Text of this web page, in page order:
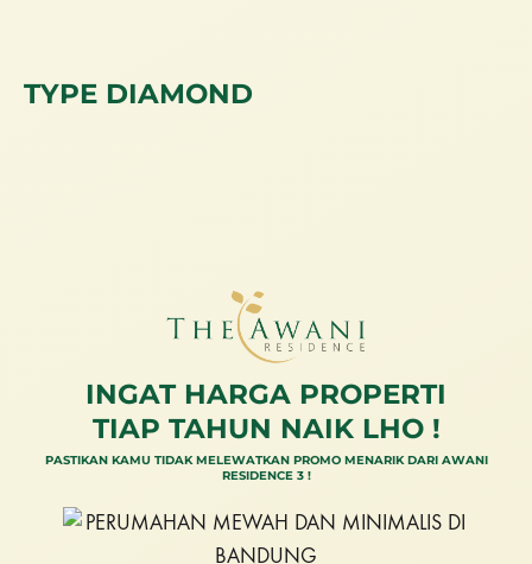
TYPE DIAMOND
INGAT HARGA PROPERTI
TIAP TAHUN NAIK LHO !
PASTIKAN KAMU TIDAK MELEWATKAN PROMO MENARIK DARI AWANI
RESIDENCE 3 !